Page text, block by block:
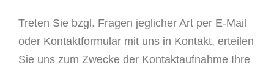
Treten Sie bzgl. Fragen jeglicher Art per E-Mail
oder Kontaktformular mit uns in Kontakt, erteilen
Sie uns zum Zwecke der Kontaktaufnahme Ihre